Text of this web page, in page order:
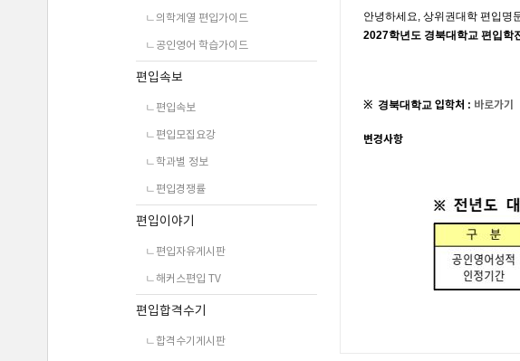
ㄴ의학계열 편입가이드
ㄴ공인영어 학습가이드
편입속보
ㄴ편입속보
ㄴ편입모집요강
ㄴ학과별 정보
ㄴ편입경쟁률
편입이야기
ㄴ편입자유게시판
ㄴ해커스편입 TV
편입합격수기
ㄴ합격수기게시판